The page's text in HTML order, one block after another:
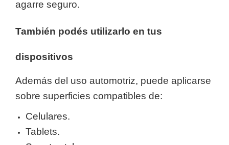
agarre seguro.
También podés utilizarlo en tus
dispositivos
Además del uso automotriz, puede aplicarse
sobre superficies compatibles de:
Celulares.
Tablets.